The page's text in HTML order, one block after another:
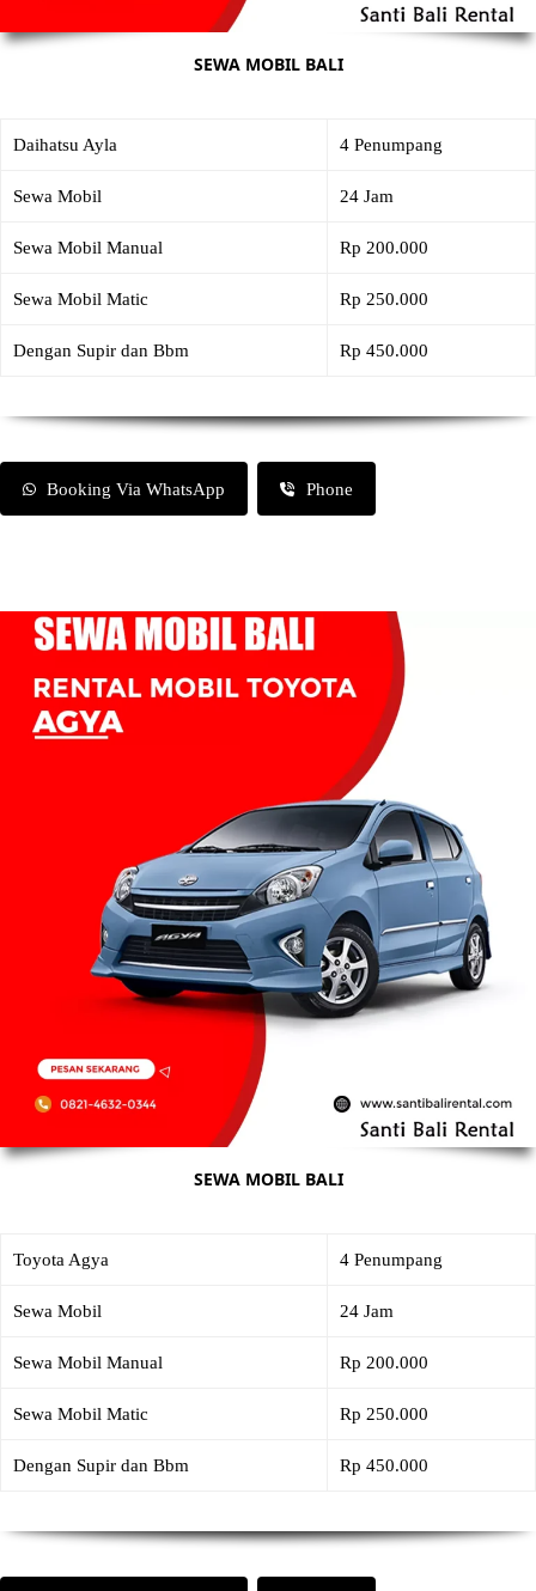
SEWA MOBIL BALI
Daihatsu Ayla 4 Penumpang
Sewa Mobil 24 Jam
Sewa Mobil Manual Rp 200.000
Sewa Mobil Matic Rp 250.000
Dengan Supir dan Bbm Rp 450.000
Booking Via WhatsApp Phone
SEWA MOBIL BALI
Toyota Agya 4 Penumpang
Sewa Mobil 24 Jam
Sewa Mobil Manual Rp 200.000
Sewa Mobil Matic Rp 250.000
Dengan Supir dan Bbm Rp 450.000